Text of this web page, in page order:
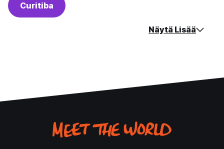
Curitiba
Näytä Lisää